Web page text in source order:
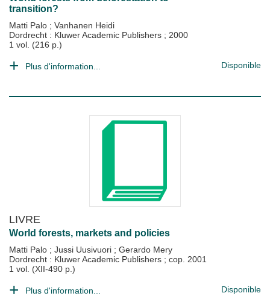
transition?
Matti Palo ; Vanhanen Heidi
Dordrecht : Kluwer Academic Publishers ; 2000
1 vol. (216 p.)
Plus d'information... Disponible
LIVRE
World forests, markets and policies
Matti Palo ; Jussi Uusivuori ; Gerardo Mery
Dordrecht : Kluwer Academic Publishers ; cop. 2001
1 vol. (XII-490 p.)
Plus d'information... Disponible